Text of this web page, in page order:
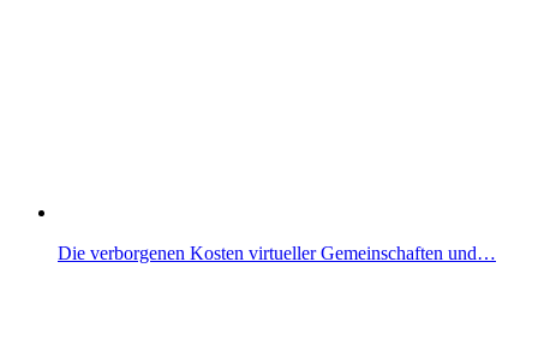
Die verborgenen Kosten virtueller Gemeinschaften und…